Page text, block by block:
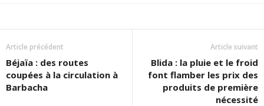
Article précédent
Béjaïa : des routes
coupées à la circulation à
Barbacha
Article suivant
Blida : la pluie et le froid
font flamber les prix des
produits de première
nécessité